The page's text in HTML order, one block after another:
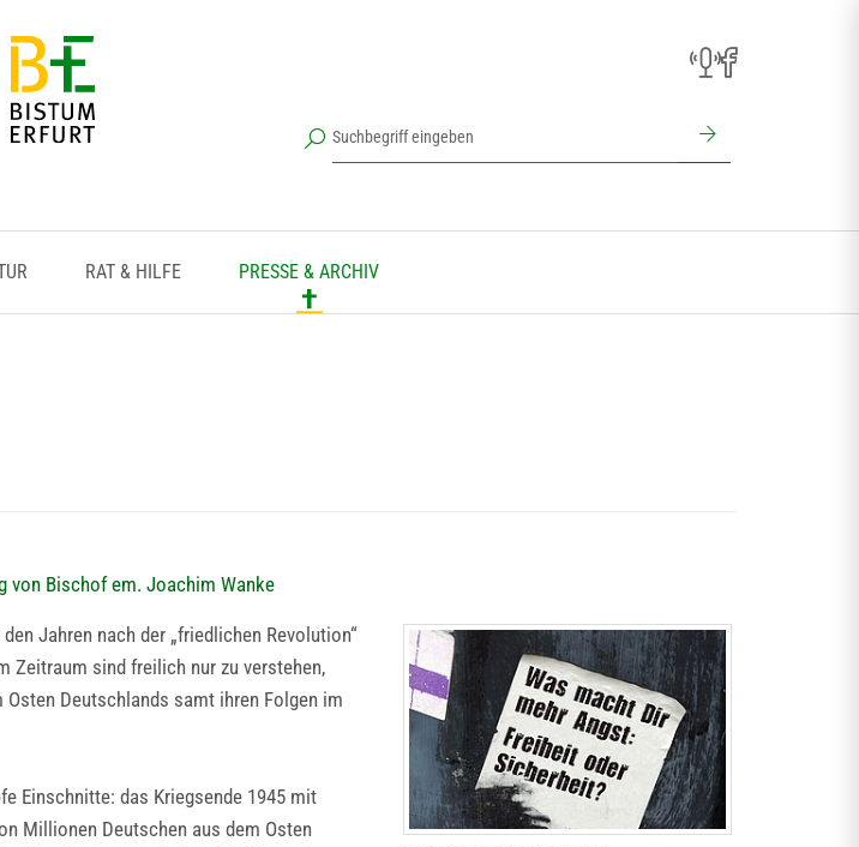
RAT & HILFE PRESSE & ARCHIV
von Bischof em. Joachim Wanke
Jahren nach der „friedlichen Revolution“
Zeitraum sind freilich nur zu verstehen,
Deutschlands samt ihren Folgen im
Einschnitte: das Kriegsende 1945 mit
Millionen Deutschen aus dem Osten